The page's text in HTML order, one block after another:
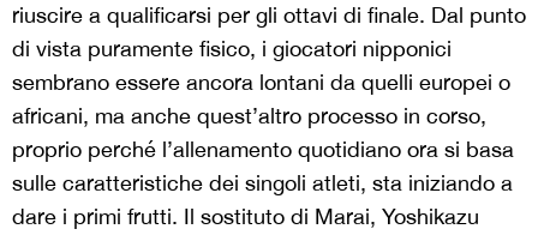
riuscire a qualificarsi per gli ottavi di finale. Dal punto
di vista puramente fisico, i giocatori nipponici
sembrano essere ancora lontani da quelli europei o
africani, ma anche quest’altro processo in corso,
proprio perché l’allenamento quotidiano ora si basa
sulle caratteristiche dei singoli atleti, sta iniziando a
dare i primi frutti. Il sostituto di Marai, Yoshikazu